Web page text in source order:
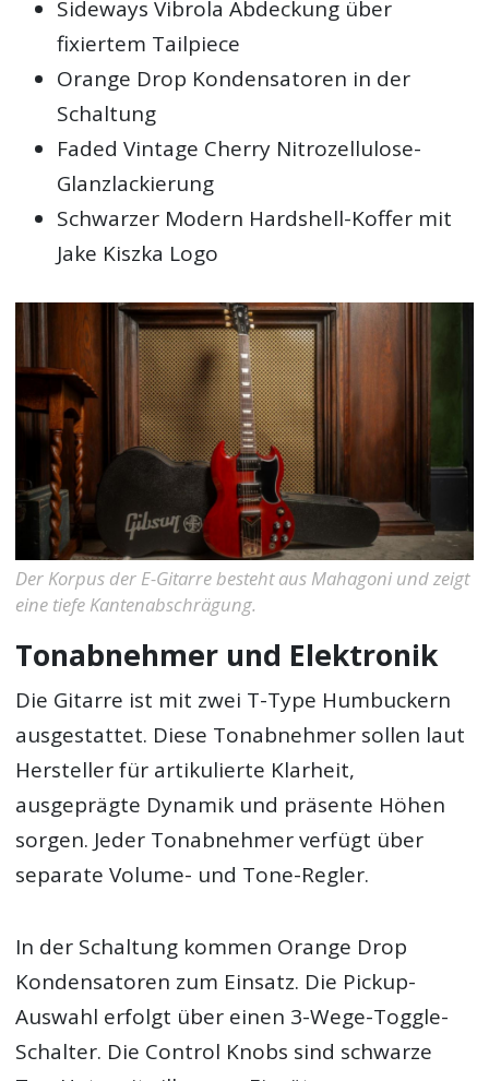
Sideways Vibrola Abdeckung über
fixiertem Tailpiece
Orange Drop Kondensatoren in der
Schaltung
Faded Vintage Cherry Nitrozellulose-
Glanzlackierung
Schwarzer Modern Hardshell-Koffer mit
Jake Kiszka Logo
Der Korpus der E-Gitarre besteht aus Mahagoni und zeigt
eine tiefe Kantenabschrägung.
Tonabnehmer und Elektronik
Die Gitarre ist mit zwei T-Type Humbuckern
ausgestattet. Diese Tonabnehmer sollen laut
Hersteller für artikulierte Klarheit,
ausgeprägte Dynamik und präsente Höhen
sorgen. Jeder Tonabnehmer verfügt über
separate Volume- und Tone-Regler.
In der Schaltung kommen Orange Drop
Kondensatoren zum Einsatz. Die Pickup-
Auswahl erfolgt über einen 3-Wege-Toggle-
Schalter. Die Control Knobs sind schwarze